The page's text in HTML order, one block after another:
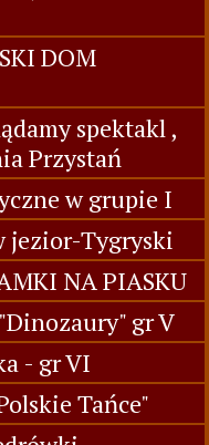
DOM
spektakl ,
Przystań
w grupie I
jezior-Tygryski
NA PIASKU
gr V
- gr VI
Tańce"